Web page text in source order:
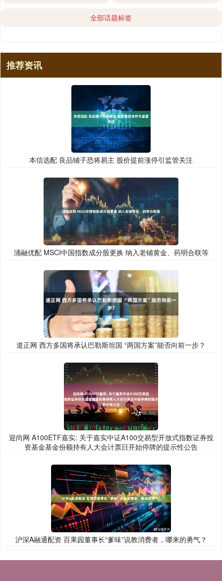
全部话题标签
推荐资讯
本信选配 良品铺子恐将易主 股价提前涨停引监管关注
涌融优配 MSCI中国指数成分股更换 纳入老铺黄金、药明合联等
道正网 西方多国将承认巴勒斯坦国 “两国方案”能否向前一步？
迎尚网 A100ETF嘉实: 关于嘉实中证A100交易型开放式指数证券投
资基金基金份额持有人大会计票日开始停牌的提示性公告
沪深A融通配资 百果园董事长“爹味”说教消费者，哪来的勇气？